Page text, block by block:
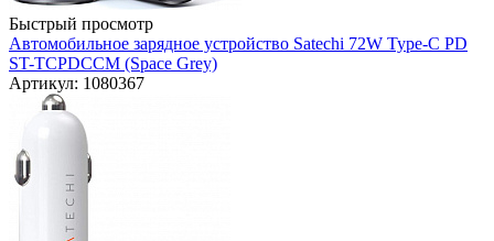
Быстрый просмотр
Автомобильное зарядное устройство Satechi 72W Type-C PD
ST-TCPDCCM (Space Grey)
Артикул: 1080367